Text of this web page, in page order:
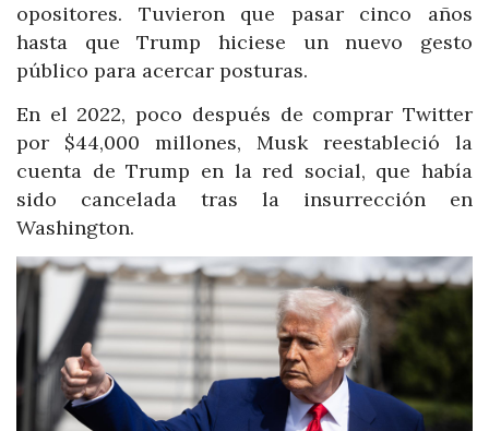
opositores. Tuvieron que pasar cinco años
hasta que Trump hiciese un nuevo gesto
público para acercar posturas.
En el 2022, poco después de comprar Twitter
por $44,000 millones, Musk reestableció la
cuenta de Trump en la red social, que había
sido cancelada tras la insurrección en
Washington.